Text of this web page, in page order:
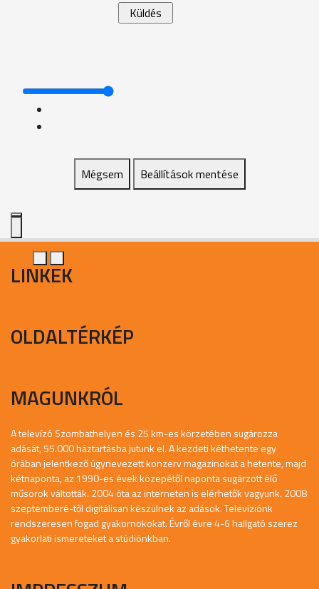
Mégsem Beállítások mentése
LINKEK
OLDALTÉRKÉP
MAGUNKRÓL
A televízó Szombathelyen és 25 km-es körzetében sugározza
adását, 55.000 háztartásba jutunk el. A kezdeti kéthetente egy
órában jelentkező úgynevezett konzerv magazinokat a hetente, majd
kétnaponta, az 1990-es évek közepétől naponta sugárzott élő
műsorok váltották. 2004 óta az interneten is elérhetők vagyunk. 2008
szeptemberé-től digitálisan készülnek az adások. Televíziónk
rendszeresen fogad gyakornokokat. Évről évre 4-6 hallgató szerez
gyakorlati ismereteket a stúdiónkban.